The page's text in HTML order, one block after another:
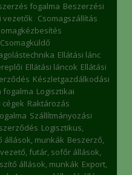
fogalma Beszerzési
vezetők Csomagszállítás
Csomagküldő
Ellátási lánc
Ellátási láncok Ellátási
Készletgazdálkodási
fogalma Logisztikai
cégek Raktározás
Szállítmányozási
Logisztikus,
állások, munkák Beszerző,
futár, sofőr állások,
állások, munkák Export,